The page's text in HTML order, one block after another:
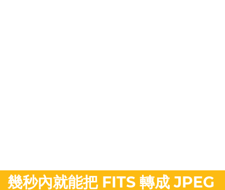
幾秒內就能把 FITS 轉成 JPEG